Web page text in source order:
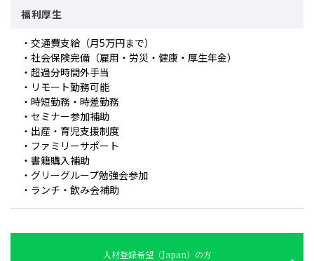
福利厚生
・交通費支給（月5万円まで）
・社会保険完備（雇用・労災・健康・厚生年金）
・超過分時間外手当
・リモート勤務可能
・時短勤務・時差勤務
・セミナー参加補助
・出産・育児支援制度
・ファミリーサポート
・書籍購入補助
・グリーグループ勉強会参加
・ランチ・飲み会補助
人材登録希望（Japan）の方